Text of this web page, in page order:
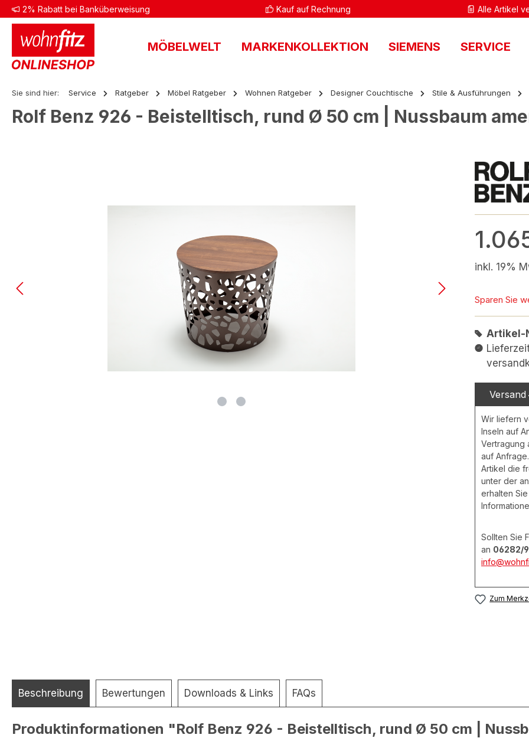
Hauptinhalt springen
Zur Suche springen
Zur Hauptnavigation springen
2% Rabatt bei Banküberweisung Kauf auf Rechnung Alle Artikel
MÖBELWELT MARKENKOLLEKTION SIEMENS SERVICE
Sie sind hier: Service Ratgeber Möbel Ratgeber Wohnen Ratgeber Designer Couchtische Stile & Ausführungen
Rolf Benz 926 - Beistelltisch, rund Ø 50 cm | Nussbaum
inkl. 19%
Sparen Sie
Artikel-
Versand
Wir liefern
Inseln auf
Vertragung
auf
Artikel die
unter der
erhalten
Sollten Sie
an 06282/
Zum
Beschreibung Bewertungen Downloads & Links FAQs
Produktinformationen "Rolf Benz 926 - Beistelltisch, rund Ø 50 cm |